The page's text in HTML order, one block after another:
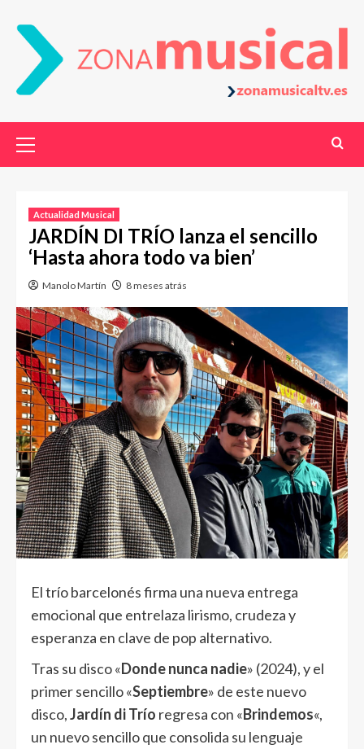
Actualidad Musical
JARDÍN DI TRÍO lanza el sencillo
‘Hasta ahora todo va bien’
Manolo Martín 8 meses atrás
El trío barcelonés firma una nueva entrega
emocional que entrelaza lirismo, crudeza y
esperanza en clave de pop alternativo.
Tras su disco «Donde nunca nadie» (2024), y el
primer sencillo «Septiembre» de este nuevo
disco,Jardín di Trío regresa con «Brindemos«,
un nuevo sencillo que consolida su lenguaje